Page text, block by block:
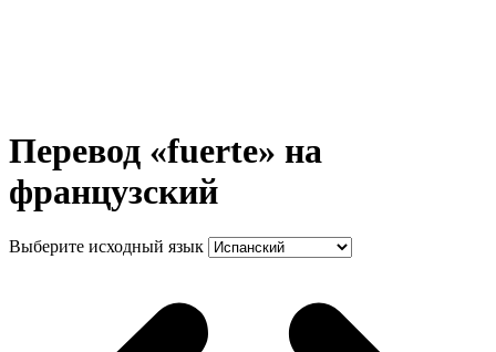
Перевод «fuerte» на
французский
Выберите исходный язык